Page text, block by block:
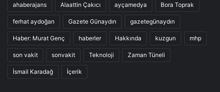
ahaberajans Alaattin Çakıcı ayçamedya Bora Toprak
ferhat aydoğan Gazete Günaydın gazetegünaydın
Haber: Murat Genç haberler Hakkında kuzgun mhp
son vakit sonvakit Teknoloji Zaman Tüneli
İsmail Karadağ İçerik